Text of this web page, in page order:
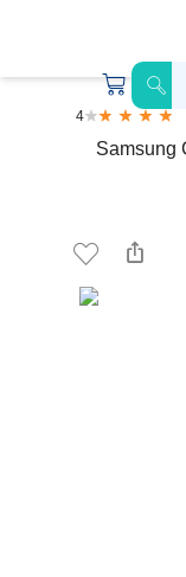
4
Samsung